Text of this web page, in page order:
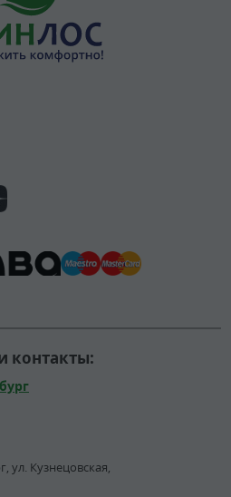
контакты:
ул. Кузнецовская,